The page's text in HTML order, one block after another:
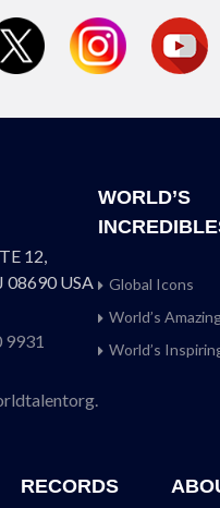
12,
08690 USA
9931
WORLD’S
Global Icons
World’s
World’s
RECORDS